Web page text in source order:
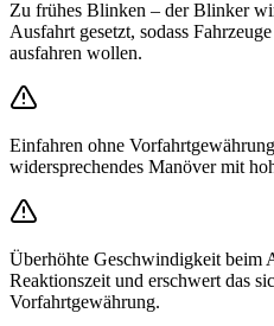
Zu frühes Blinken – der Blinker
Ausfahrt gesetzt, sodass
ausfahren wollen.
Einfahren ohne
widersprechendes Manöver mit
Überhöhte Geschwindigkeit beim
Reaktionszeit und erschwert das
Vorfahrtgewährung.